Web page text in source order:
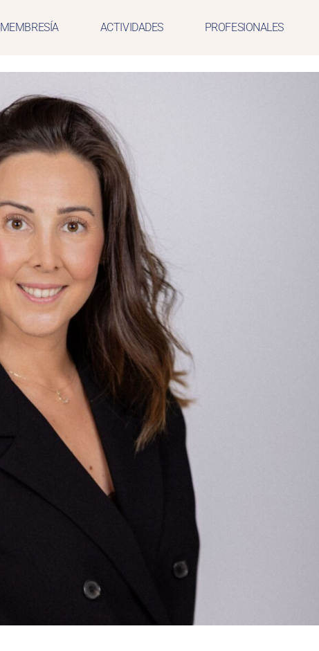
MEMBRESÍA ACTIVIDADES PROFESIONALES